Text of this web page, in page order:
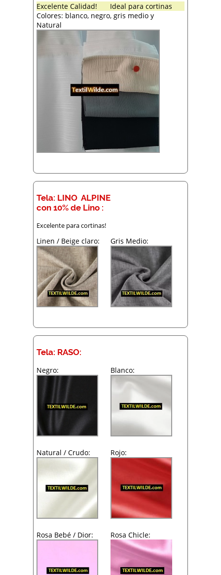
Excelente Calidad!
Ideal para cortinas
Colores: blanco, negro, gris medio y
Natural
Tela: LINO ALPINE
con 10% de Lino :
Excelente para cortinas!
Linen / Beige claro: Gris Medio:
Tela: RASO:
Negro: Blanco:
Natural / Crudo: Rojo:
Rosa Bebé / Dior: Rosa Chicle: